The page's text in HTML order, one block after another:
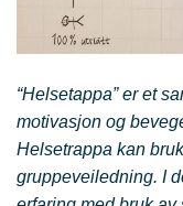
“Helsetappa” er et
motivasjon og
Helsetrappa kan
gruppeveiledning. I